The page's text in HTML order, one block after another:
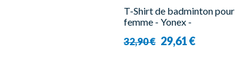
T-Shirt de badminton pour
femme - Yonex -
32,90 € 29,61 €